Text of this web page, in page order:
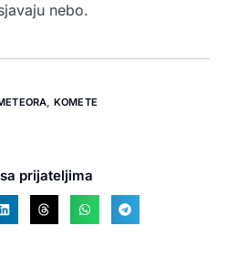
nebo.
, KOMETE
prijateljima